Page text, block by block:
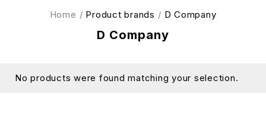
D Company
Home / Product brands / D Company
No products were found matching your selection.